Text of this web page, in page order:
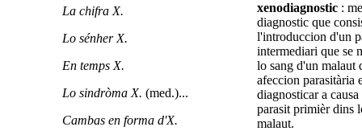
La chifra X.
Lo sénher X.
En temps X.
Lo sindròma X. (med.)...
Cambas en forma d'X.
xenodiagnostic :
diagnostic que
l'introduccion d'un
intermediari que se
lo sang d'un malaut
afeccion parasitària
diagnosticar a
parasit primièr dins
malaut.